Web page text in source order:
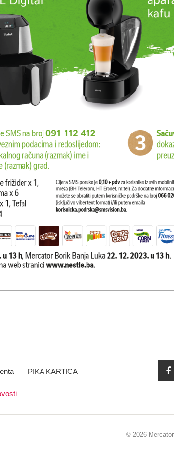
PIKA KARTICA
© 2026 Mercator